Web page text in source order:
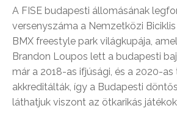
A FISE budapesti állomásának
versenyszáma a Nemzetközi
BMX freestyle park világkupája,
Brandon Loupos lett a budapesti
már a 2018-as ifjúsági, és a 2020-
akkreditálták, így a Budapesti
láthatjuk viszont az ötkarikás